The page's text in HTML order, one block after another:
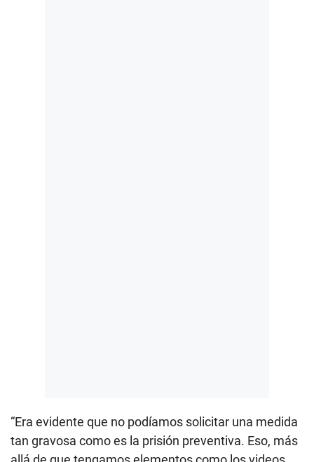
“Era evidente que no podíamos solicitar una medida
tan gravosa como es la prisión preventiva. Eso, más